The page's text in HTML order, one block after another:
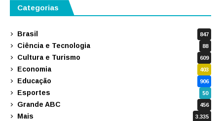
Categorias
Brasil 847
Ciência e Tecnologia 88
Cultura e Turismo 609
Economia 403
Educação 906
Esportes 50
Grande ABC 456
Mais 3.335